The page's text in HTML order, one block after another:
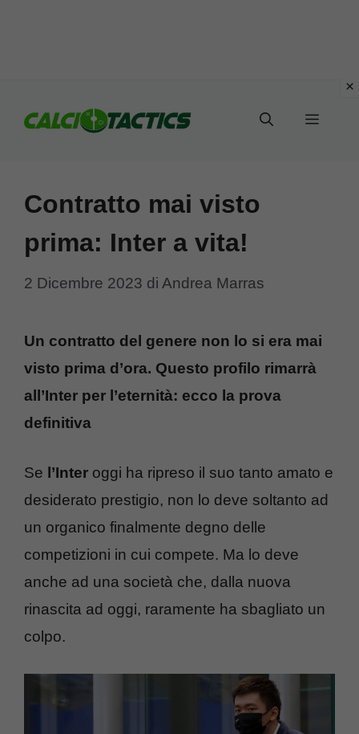
Menu
Contratto mai visto
prima: Inter a vita!
2 Dicembre 2023 di Andrea Marras
Un contratto del genere non lo si era mai
visto prima d’ora. Questo profilo rimarrà
all’Inter per l’eternità: ecco la prova
definitiva
Se l’Inter oggi ha ripreso il suo tanto amato e
desiderato prestigio, non lo deve soltanto ad
un organico finalmente degno delle
competizioni in cui compete. Ma lo deve
anche ad una società che, dalla nuova
rinascita ad oggi, raramente ha sbagliato un
colpo.